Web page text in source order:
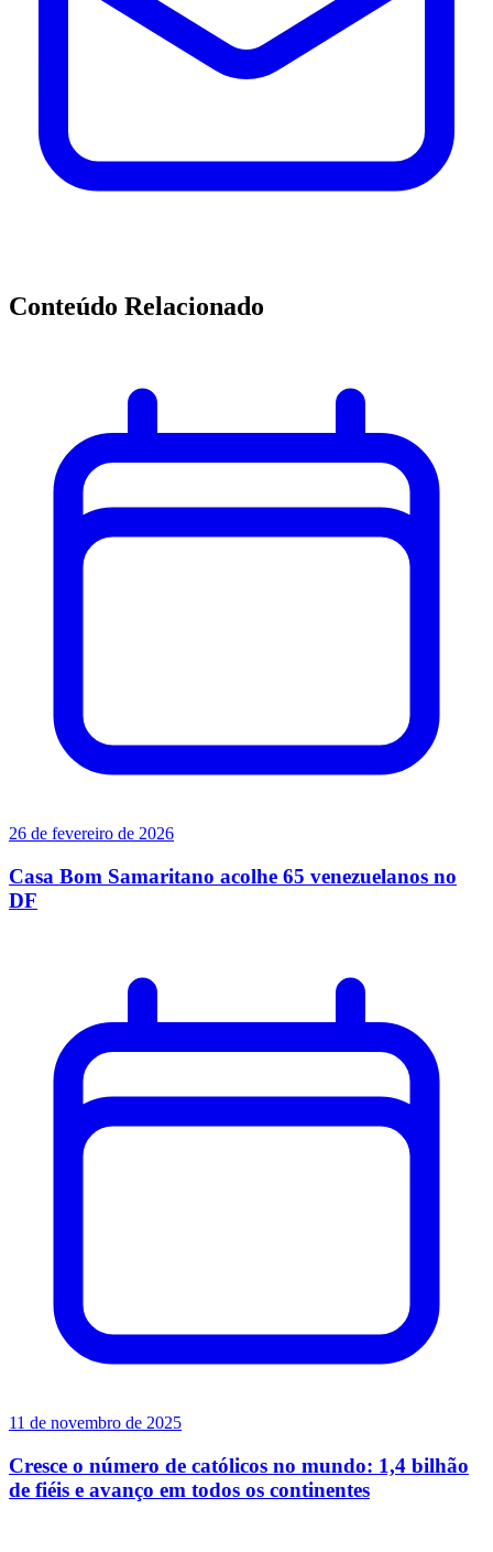
Conteúdo Relacionado
26 de fevereiro de 2026
Casa Bom Samaritano acolhe 65 venezuelanos no
DF
11 de novembro de 2025
Cresce o número de católicos no mundo: 1,4 bilhão
de fiéis e avanço em todos os continentes